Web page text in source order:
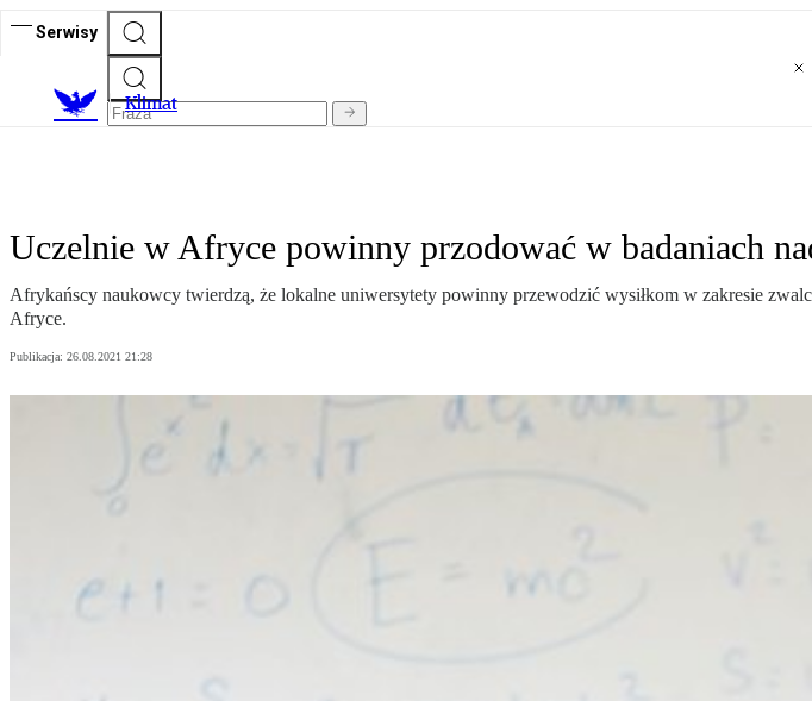
Serwisy
Klimat
Uczelnie w Afryce powinny przodować w badaniach
Afrykańscy naukowcy twierdzą, że lokalne uniwersytety powinny przewodzić wysiłkom w zakresie
Afryce.
Publikacja: 26.08.2021 21:28